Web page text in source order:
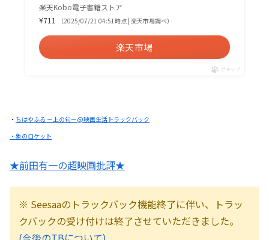
楽天Kobo電子書籍ストア
¥711
（2025/07/21 04:51時点 | 楽天市場調べ）
楽天市場
ポチップ
・ ちはやふる －上の句－@映画生活トラックバック
・象のロケット
★前田有一の超映画批評★
※ Seesaaのトラックバック機能終了に伴い、トラッ
クバックの受け付けは終了させていただきました。